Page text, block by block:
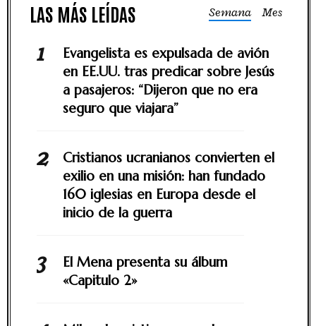
Semana Mes
Evangelista es expulsada de avión
en EE.UU. tras predicar sobre Jesús
a pasajeros: “Dijeron que no era
seguro que viajara”
Cristianos ucranianos convierten el
exilio en una misión: han fundado
160 iglesias en Europa desde el
inicio de la guerra
El Mena presenta su álbum
«Capitulo 2»